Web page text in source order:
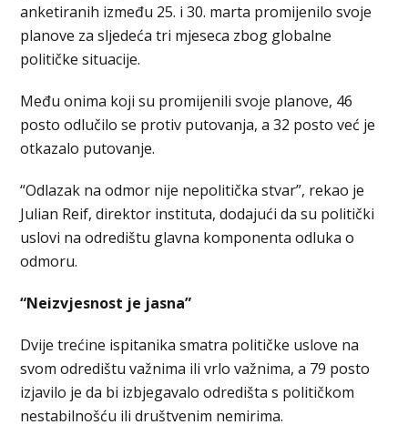
anketiranih između 25. i 30. marta promijenilo svoje
planove za sljedeća tri mjeseca zbog globalne
političke situacije.
Među onima koji su promijenili svoje planove, 46
posto odlučilo se protiv putovanja, a 32 posto već je
otkazalo putovanje.
“Odlazak na odmor nije nepolitička stvar”, rekao je
Julian Reif, direktor instituta, dodajući da su politički
uslovi na odredištu glavna komponenta odluka o
odmoru.
“Neizvjesnost je jasna”
Dvije trećine ispitanika smatra političke uslove na
svom odredištu važnima ili vrlo važnima, a 79 posto
izjavilo je da bi izbjegavalo odredišta s političkom
nestabilnošću ili društvenim nemirima.